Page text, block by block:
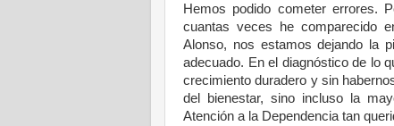
Hemos podido cometer errores.
cuantas veces he comparecido
Alonso, nos estamos dejando la
adecuado. En el diagnóstico de lo
crecimiento duradero y sin
del bienestar, sino incluso la
Atención a la Dependencia tan